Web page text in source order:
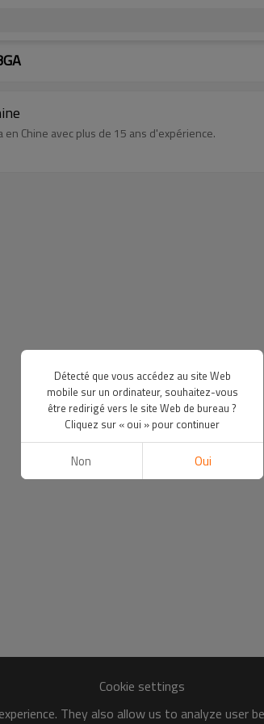
Chine avec plus de 15 ans d'expérience.
Cookie settings
They also allow us to analyze
Détecté que vous accédez au site Web
mobile sur un ordinateur, souhaitez-vous
être redirigé vers le site Web de bureau ?
Cliquez sur « oui » pour continuer
Non Oui